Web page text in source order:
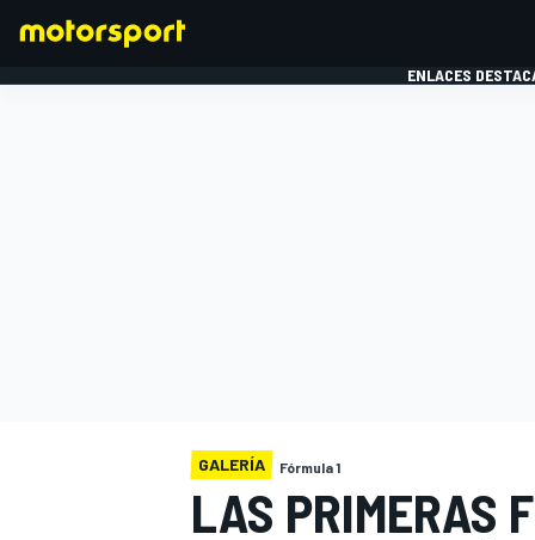
ENLACES
GALERÍA Fórmula 1
LAS PRIMERAS